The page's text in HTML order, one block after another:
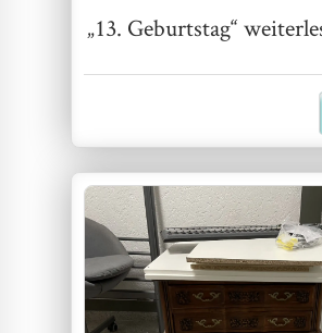
„13. Geburtstag“